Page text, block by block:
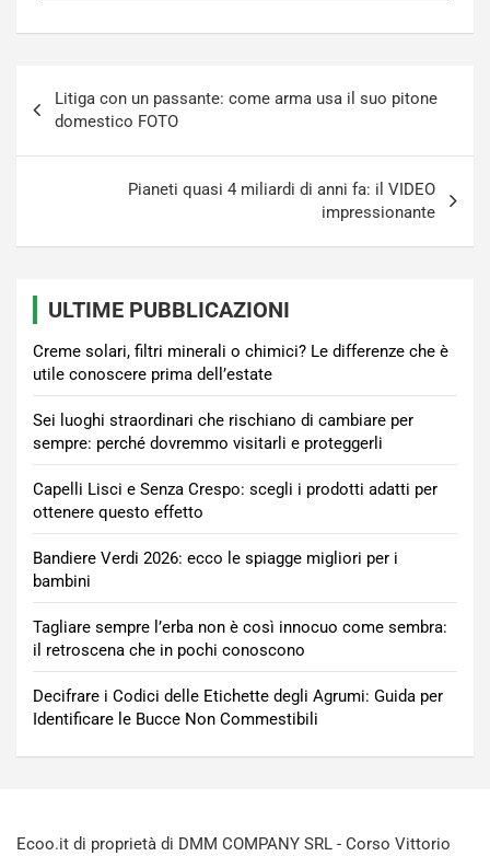
articoli
Litiga con un passante: come arma usa il suo pitone
domestico FOTO
Pianeti quasi 4 miliardi di anni fa: il VIDEO
impressionante
ULTIME PUBBLICAZIONI
Creme solari, filtri minerali o chimici? Le differenze che è
utile conoscere prima dell’estate
Sei luoghi straordinari che rischiano di cambiare per
sempre: perché dovremmo visitarli e proteggerli
Capelli Lisci e Senza Crespo: scegli i prodotti adatti per
ottenere questo effetto
Bandiere Verdi 2026: ecco le spiagge migliori per i
bambini
Tagliare sempre l’erba non è così innocuo come sembra:
il retroscena che in pochi conoscono
Decifrare i Codici delle Etichette degli Agrumi: Guida per
Identificare le Bucce Non Commestibili
Ecoo.it di proprietà di DMM COMPANY SRL - Corso Vittorio